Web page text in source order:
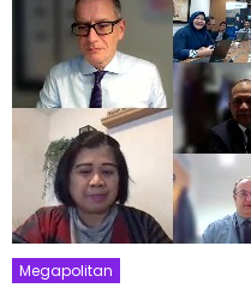
Megapolitan